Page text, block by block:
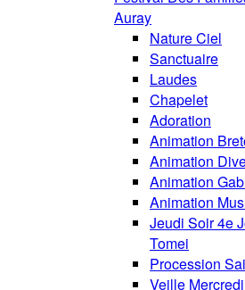
Auray
Nature Ciel
Sanctuaire
Laudes
Chapelet
Adoration
Animation
Animation
Animation
Animation
Jeudi Soir 4e
Tomei
Procession
Veille